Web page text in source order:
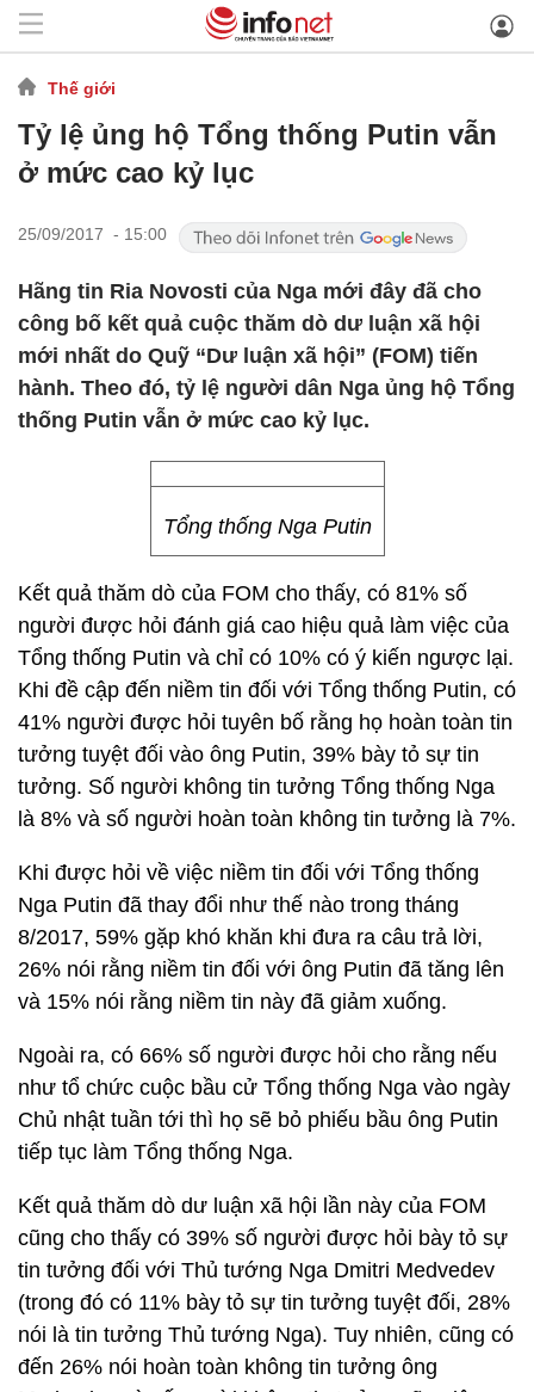
Thế giới
Tỷ lệ ủng hộ Tổng thống Putin vẫn
ở mức cao kỷ lục
25/09/2017 - 15:00
Hãng tin Ria Novosti của Nga mới đây đã cho
công bố kết quả cuộc thăm dò dư luận xã hội
mới nhất do Quỹ “Dư luận xã hội” (FOM) tiến
hành. Theo đó, tỷ lệ người dân Nga ủng hộ Tổng
thống Putin vẫn ở mức cao kỷ lục.
Tổng thống Nga Putin
Kết quả thăm dò của FOM cho thấy, có 81% số
người được hỏi đánh giá cao hiệu quả làm việc của
Tổng thống Putin và chỉ có 10% có ý kiến ngược lại.
Khi đề cập đến niềm tin đối với Tổng thống Putin, có
41% người được hỏi tuyên bố rằng họ hoàn toàn tin
tưởng tuyệt đối vào ông Putin, 39% bày tỏ sự tin
tưởng. Số người không tin tưởng Tổng thống Nga
là 8% và số người hoàn toàn không tin tưởng là 7%.
Khi được hỏi về việc niềm tin đối với Tổng thống
Nga Putin đã thay đổi như thế nào trong tháng
8/2017, 59% gặp khó khăn khi đưa ra câu trả lời,
26% nói rằng niềm tin đối với ông Putin đã tăng lên
và 15% nói rằng niềm tin này đã giảm xuống.
Ngoài ra, có 66% số người được hỏi cho rằng nếu
như tổ chức cuộc bầu cử Tổng thống Nga vào ngày
Chủ nhật tuần tới thì họ sẽ bỏ phiếu bầu ông Putin
tiếp tục làm Tổng thống Nga.
Kết quả thăm dò dư luận xã hội lần này của FOM
cũng cho thấy có 39% số người được hỏi bày tỏ sự
tin tưởng đối với Thủ tướng Nga Dmitri Medvedev
(trong đó có 11% bày tỏ sự tin tưởng tuyệt đối, 28%
nói là tin tưởng Thủ tướng Nga). Tuy nhiên, cũng có
đến 26% nói hoàn toàn không tin tưởng ông